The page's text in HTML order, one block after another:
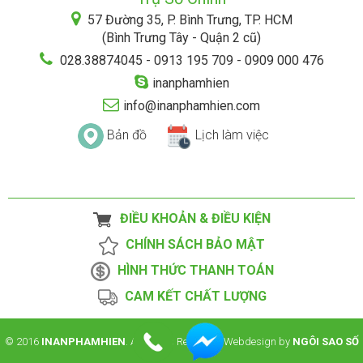
57 Đường 35, P. Bình Trưng, TP. HCM
(Bình Trưng Tây - Quận 2 cũ)
028.38874045 - 0913 195 709 - 0909 000 476
inanphamhien
info@inanphamhien.com
Bản đồ
Lịch làm việc
ĐIỀU KHOẢN & ĐIỀU KIỆN
CHÍNH SÁCH BẢO MẬT
HÌNH THỨC THANH TOÁN
CAM KẾT CHẤT LƯỢNG
© 2016 INANPHAMHIEN . All Rights Reserved. Webdesign by NGÔI SAO SỐ